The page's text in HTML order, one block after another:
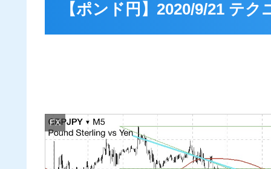
【ポンド円】2020/9/21 テ
FX